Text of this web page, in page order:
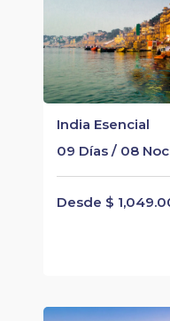
India Esencial
09 Días / 08
Desde $